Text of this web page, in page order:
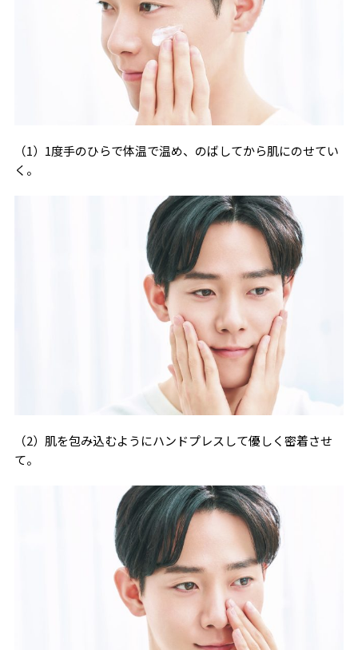
（1）1度手のひらで体温で温め、のばしてから肌にのせてい
く。
（2）肌を包み込むようにハンドプレスして優しく密着させ
て。